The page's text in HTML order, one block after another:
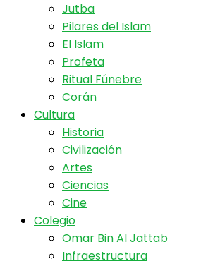
Jutba
Pilares del Islam
El Islam
Profeta
Ritual Fúnebre
Corán
Cultura
Historia
Civilización
Artes
Ciencias
Cine
Colegio
Omar Bin Al Jattab
Infraestructura